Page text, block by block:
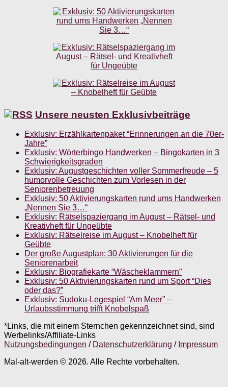
Unsere neusten Exklusivbeiträge
Exklusiv: Erzählkartenpaket “Erinnerungen an die 70er-
Jahre”
Exklusiv: Wörterbingo Handwerken – Bingokarten in 3
Schwierigkeitsgraden
Exklusiv: Augustgeschichten voller Sommerfreude – 5
humorvolle Geschichten zum Vorlesen in der
Seniorenbetreuung
Exklusiv: 50 Aktivierungskarten rund ums Handwerken
„Nennen Sie 3…“
Exklusiv: Rätselspaziergang im August – Rätsel- und
Kreativheft für Ungeübte
Exklusiv: Rätselreise im August – Knobelheft für
Geübte
Der große Augustplan: 30 Aktivierungen für die
Seniorenarbeit
Exklusiv: Biografiekarte “Wäscheklammern”
Exklusiv: 50 Aktivierungskarten rund um Sport “Dies
oder das?”
Exklusiv: Sudoku-Legespiel “Am Meer” –
Urlaubsstimmung trifft Knobelspaß
*Links, die mit einem Sternchen gekennzeichnet sind, sind
Werbelinks/Affiliate-Links
Nutzungsbedingungen / Datenschutzerklärung / Impressum
Mal-alt-werden © 2026. Alle Rechte vorbehalten.